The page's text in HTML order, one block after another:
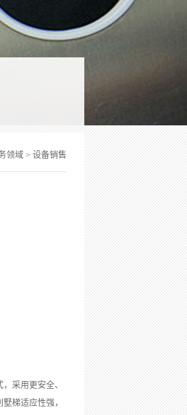
领域> 设备销售
采用更安全、
梯适应性强，